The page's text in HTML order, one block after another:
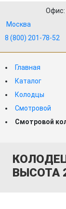
Офис:
Москва
8 (800) 201-78-52
Главная
Каталог
Колодцы
Смотровой
Смотровой
ВЫСОТА